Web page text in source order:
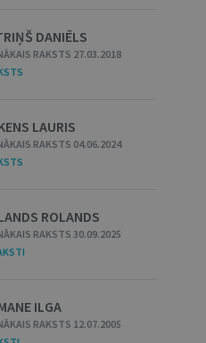
DANIĒLS
RAKSTS 27.03.2018
LAURIS
RAKSTS 04.06.2024
ROLANDS
RAKSTS 30.09.2025
ILGA
RAKSTS 12.07.2005